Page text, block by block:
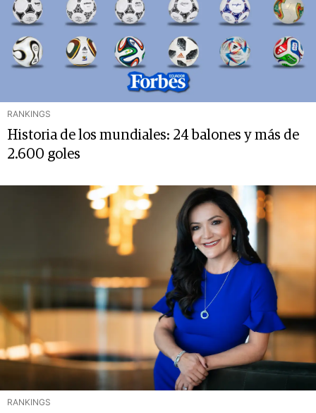
RANKINGS
Historia de los mundiales: 24 balones y más de
2.600 goles
RANKINGS